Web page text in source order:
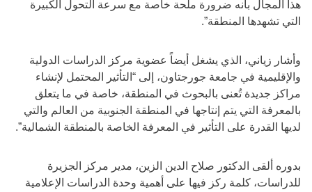
هذا المجال بأنه ضرورة ملحة خاصة مع سرعة التحول الكبيرة
التي تشهدها المنطقة”.
وأشار زياني، الذي يشغل أيضاً عضوية مركز الدراسات الدولية
والإقليمية في جامعة جورجتاون، إلى “التأثير المحتمل لإنشاء
مراكز جديدة تُعنى بالبحوث في المنطقة، خاصة في ما يتعلق
بالمعرفة التي يتم إنتاجها في المنطقة الجنوبية من العالم والتي
لديها القدرة على التأثير في المعرفة الخاصة بالمنطقة الشمالية”.
بدوره ألقى الدكتور صلاح الدين الزين، مدير مركز الجزيرة
للدراسات، كلمة ركز فيها على أهمية وحدة الدراسات الإعلامية